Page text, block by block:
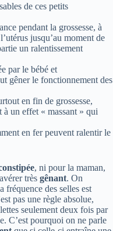
de ces petits
pendant la grossesse, à
jusqu’au moment de
un ralentissement
par le bébé et
gêner le fonctionnement des
en fin de grossesse,
à un effet « massant » qui
en fer peuvent ralentir le
, ni pour la maman,
très gênant. On
fréquence des selles est
pas une règle absolue,
seulement deux fois par
C’est pourquoi on ne parle